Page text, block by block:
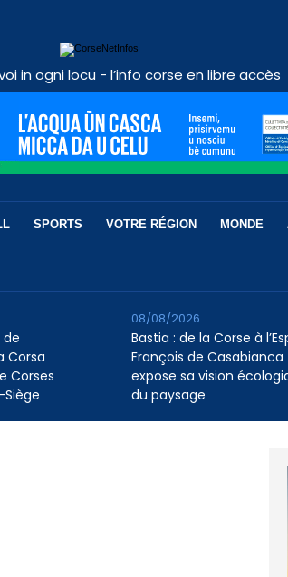
in ogni locu - l’info corse en libre accès
SPORTS VOTRE RÉGION MONDE
de
Corsa
Corses
Bastia : de la Corse à
François de Casabianca
expose sa vision
du paysage
08/08/2026